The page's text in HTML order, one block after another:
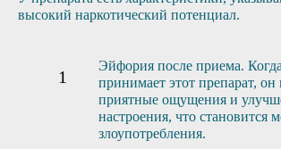
высокий наркотический потенциал.
Эйфория после приема.
принимает этот препарат,
приятные ощущения и
настроения, что становится
злоупотребления.